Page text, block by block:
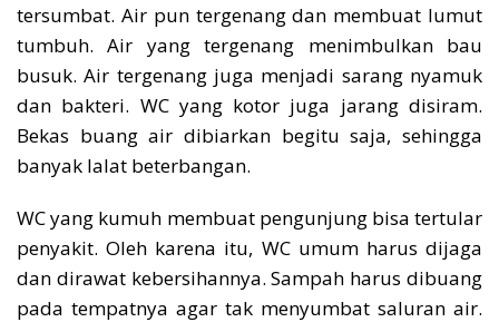
tersumbat. Air pun tergenang dan membuat lumut
tumbuh. Air yang tergenang menimbulkan bau
busuk. Air tergenang juga menjadi sarang nyamuk
dan bakteri. WC yang kotor juga jarang disiram.
Bekas buang air dibiarkan begitu saja, sehingga
banyak lalat beterbangan.
WC yang kumuh membuat pengunjung bisa tertular
penyakit. Oleh karena itu, WC umum harus dijaga
dan dirawat kebersihannya. Sampah harus dibuang
pada tempatnya agar tak menyumbat saluran air.